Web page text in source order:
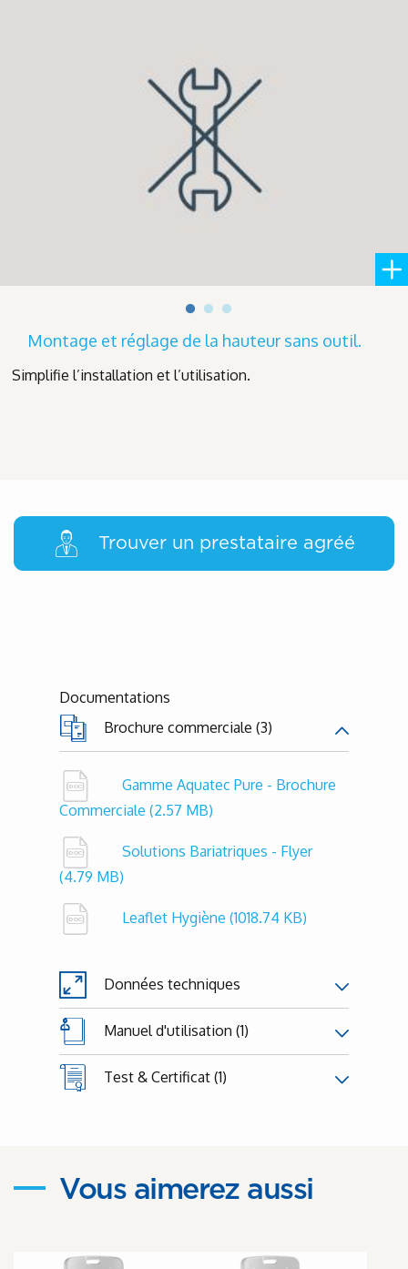
Montage et réglage de la hauteur sans outil.
Simplifie l’installation et l’utilisation.
Trouver un prestataire agréé
Documentations
Brochure commerciale (3)
Gamme Aquatec Pure - Brochure
Commerciale (2.57 MB)
Solutions Bariatriques - Flyer
(4.79 MB)
Leaflet Hygiène (1018.74 KB)
Données techniques
Manuel d'utilisation (1)
Test & Certificat (1)
Vous aimerez aussi